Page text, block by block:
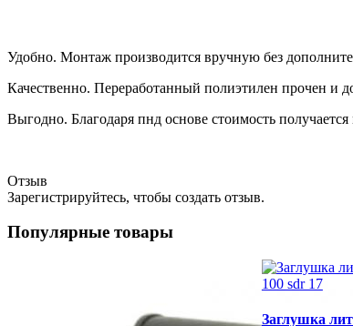
Удобно. Монтаж производится вручную без
Качественно. Переработанный полиэтилен прочен и
Выгодно. Благодаря пнд основе стоимость
Отзыв
Зарегистрируйтесь, чтобы создать отзыв.
Популярные товары
Заглушка